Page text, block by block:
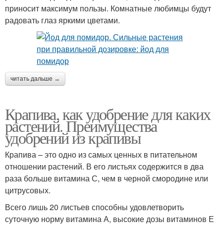
приносит максимум пользы. Комнатные любимцы будут
радовать глаз яркими цветами.
читать дальше →
Крапива, как удобрение для каких
растений. Преимущества
удобрений из крапивы
Крапива – это одно из самых ценных в питательном
отношении растений. В его листьях содержится в два
раза больше витамина С, чем в черной смородине или
цитрусовых.
Всего лишь 20 листьев способны удовлетворить
суточную норму витамина А, высокие дозы витаминов Е